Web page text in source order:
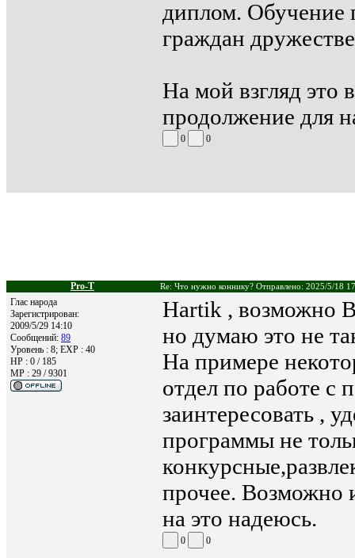
диплом. Обучение
граждан
На мой взгляд это
продолжение для
0 0
Pro-T Re: Что нужно коннику? Отправлено: 2025/5/18
Глас народа
Зарегистрирован:
2009/5/29 14:10
Сообщений: 89
Уровень : 8; EXP : 40
HP : 0 / 185
MP : 29 / 9301
Hartik , возможно
но думаю это не
На примере
отдел по работе с
заинтересовать ,
программы не
прочее. Возможно
на это надеюсь.
0 0